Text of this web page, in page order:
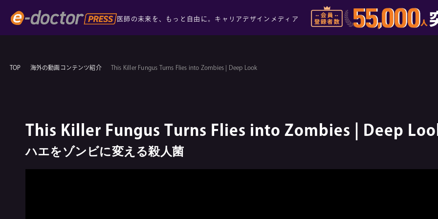
医師の未来を、もっと自由に。 キャリアデザインメディア
TOP 海外の動画コンテンツ紹介 This Killer Fungus Turns Flies into Zombies | Deep Look
This Killer Fungus Turns Flies into Zombies | Deep
ハエをゾンビに変える殺人菌